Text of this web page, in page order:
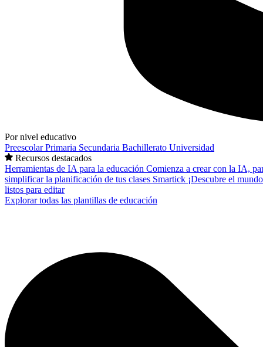
Por nivel educativo
PreescolarPrimaria Secundaria Bachillerato Universidad
Recursos destacados
Herramientas de IA para la educación Comienza a crear con la IA,
simplificar la planificación de tus clases Smartick ¡Descubre el
listos para editar
Explorar todas las plantillas de educación